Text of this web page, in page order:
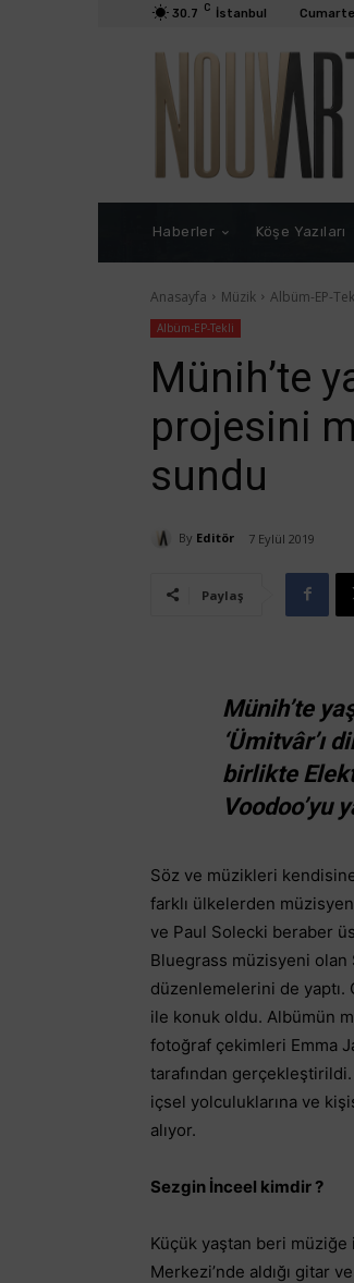
30.7 C İstanbul
Haberler Köşe Yazıları
Anasayfa Müzik Albüm-EP-
Albüm-EP-Tekli
Münih’te
projesini
sundu
By Editör 7 Eylül 2019
Paylaş
Münih’te
‘Ümitvâr’ı
birlikte
Voodoo’yu
Söz ve müzikleri
farklı ülkelerden
ve Paul Solecki beraber
Bluegrass müzisyeni olan
düzenlemelerini de yaptı.
ile konuk oldu. Albümün
fotoğraf çekimleri Emma
tarafından
içsel yolculuklarına ve
alıyor.
Sezgin İnceel kimdir ?
Küçük yaştan beri
Merkezi’nde aldığı gitar